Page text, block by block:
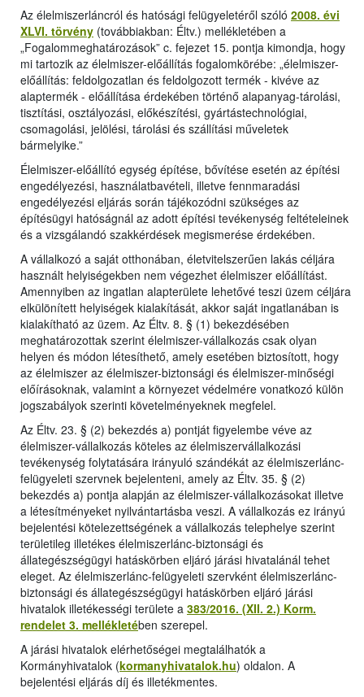
Az élelmiszerláncról és hatósági felügyeletéről szóló 2008. évi
XLVI. törvény (továbbiakban: Éltv.) mellékletében a
„Fogalommeghatározások” c. fejezet 15. pontja kimondja, hogy
mi tartozik az élelmiszer-előállítás fogalomkörébe: „élelmiszer-
előállítás: feldolgozatlan és feldolgozott termék - kivéve az
alaptermék - előállítása érdekében történő alapanyag-tárolási,
tisztítási, osztályozási, előkészítési, gyártástechnológiai,
csomagolási, jelölési, tárolási és szállítási műveletek
bármelyike.”
Élelmiszer-előállító egység építése, bővítése esetén az építési
engedélyezési, használatbavételi, illetve fennmaradási
engedélyezési eljárás során tájékozódni szükséges az
építésügyi hatóságnál az adott építési tevékenység feltételeinek
és a vizsgálandó szakkérdések megismerése érdekében.
A vállalkozó a saját otthonában, életvitelszerűen lakás céljára
használt helyiségekben nem végezhet élelmiszer előállítást.
Amennyiben az ingatlan alapterülete lehetővé teszi üzem céljára
elkülönített helyiségek kialakítását, akkor saját ingatlanában is
kialakítható az üzem. Az Éltv. 8. § (1) bekezdésében
meghatározottak szerint élelmiszer-vállalkozás csak olyan
helyen és módon létesíthető, amely esetében biztosított, hogy
az élelmiszer az élelmiszer-biztonsági és élelmiszer-minőségi
előírásoknak, valamint a környezet védelmére vonatkozó külön
jogszabályok szerinti követelményeknek megfelel.
Az Éltv. 23. § (2) bekezdés a) pontját figyelembe véve az
élelmiszer-vállalkozás köteles az élelmiszervállalkozási
tevékenység folytatására irányuló szándékát az élelmiszerlánc-
felügyeleti szervnek bejelenteni, amely az Éltv. 35. § (2)
bekezdés a) pontja alapján az élelmiszer-vállalkozásokat illetve
a létesítményeket nyilvántartásba veszi. A vállalkozás ez irányú
bejelentési kötelezettségének a vállalkozás telephelye szerint
területileg illetékes élelmiszerlánc-biztonsági és
állategészségügyi hatáskörben eljáró járási hivatalánál tehet
eleget. Az élelmiszerlánc-felügyeleti szervként élelmiszerlánc-
biztonsági és állategészségügyi hatáskörben eljáró járási
hivatalok illetékességi területe a 383/2016. (XII. 2.) Korm.
rendelet 3. mellékletében szerepel.
A járási hivatalok elérhetőségei megtalálhatók a
Kormányhivatalok (kormanyhivatalok.hu) oldalon. A
bejelentési eljárás díj és illetékmentes.